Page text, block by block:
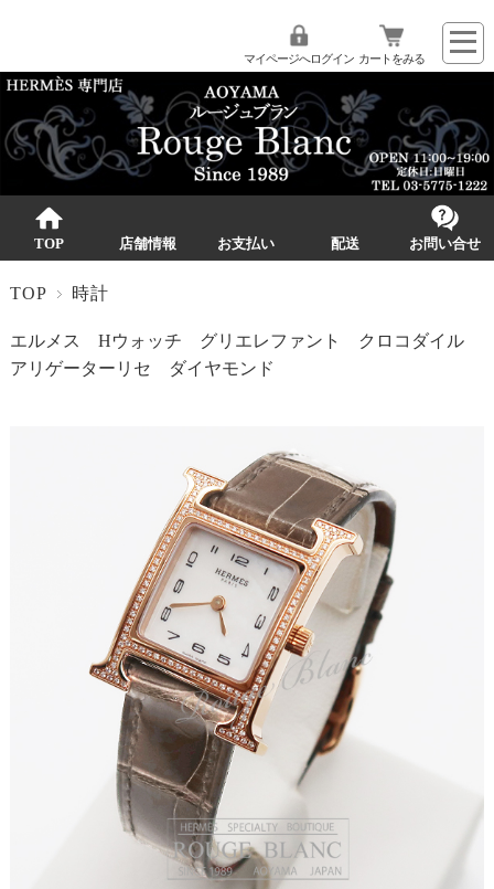
マイページへログイン カートをみる
TOP 店舗情報 お支払い 配送 お問い合せ
TOP 時計
エルメス Hウォッチ グリエレファント クロコダイル
アリゲーターリセ ダイヤモンド